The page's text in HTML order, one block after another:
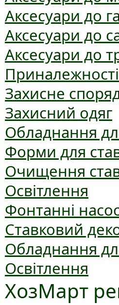
Аксесуари до
Аксесуари до
Аксесуари до
Захисне
Захисний одяг
Обладнання
Форми для
Очищення
Освітлення
Фонтанні
Ставковий
Обладнання
Освітлення
ХозМарт